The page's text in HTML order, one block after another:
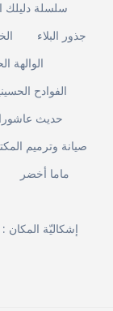
سلسلة دليلك
جذور البلاء
الوالهة
الفوادح
حديث
صيانة وترميم
ماما أخضر
إشكاليّة المكان